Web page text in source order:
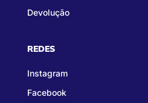
Devolução
REDES
Instagram
Facebook